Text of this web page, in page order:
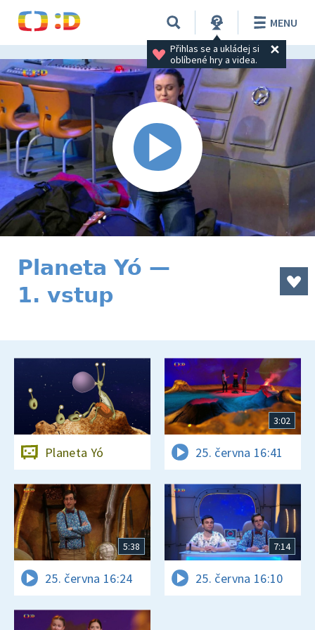
Přihlas se a ukládej si
oblíbené hry a videa.
MENU
Planeta Yó —
1. vstup
Planeta Yó
3:02
25. června 16:41
5:38
25. června 16:24
7:14
25. června 16:10